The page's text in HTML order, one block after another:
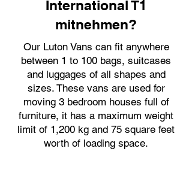
International T1
mitnehmen?
Our Luton Vans can fit anywhere
between 1 to 100 bags, suitcases
and luggages of all shapes and
sizes. These vans are used for
moving 3 bedroom houses full of
furniture, it has a maximum weight
limit of 1,200 kg and 75 square feet
worth of loading space.